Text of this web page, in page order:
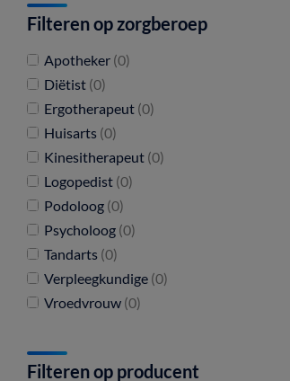
Filteren op zorgberoep
Apotheker (0)
Diëtist (0)
Ergotherapeut (0)
Huisarts (0)
Kinesitherapeut (0)
Logopedist (0)
Podoloog (0)
Psycholoog (0)
Tandarts (0)
Verpleegkundige (0)
Vroedvrouw (0)
Filteren op producent